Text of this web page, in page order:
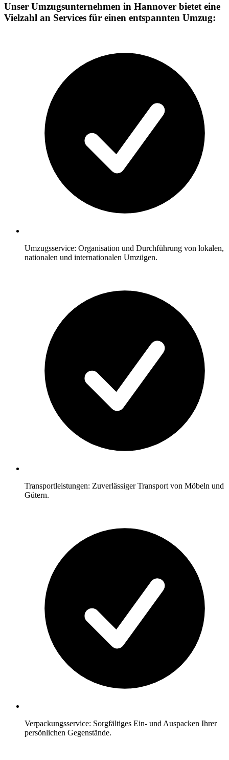
Unser Umzugsunternehmen in Hannover bietet eine
Vielzahl an Services für einen entspannten Umzug:
Umzugsservice: Organisation und Durchführung von lokalen,
nationalen und internationalen Umzügen.
Transportleistungen: Zuverlässiger Transport von Möbeln und
Gütern.
Verpackungsservice: Sorgfältiges Ein- und Auspacken Ihrer
persönlichen Gegenstände.